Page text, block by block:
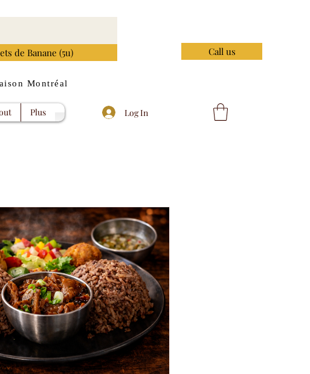
de Banane (5u) Call us
Montréal
Plus Log In